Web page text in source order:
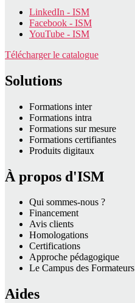
LinkedIn - ISM
Facebook - ISM
YouTube - ISM
Télécharger le catalogue
Solutions
Formations inter
Formations intra
Formations sur mesure
Formations certifiantes
Produits digitaux
À propos d'ISM
Qui sommes-nous ?
Financement
Avis clients
Homologations
Certifications
Approche pédagogique
Le Campus des Formateurs
Aides